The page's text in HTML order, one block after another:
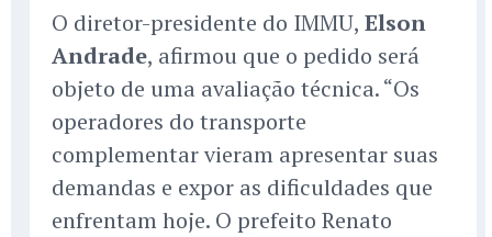
O diretor-presidente do IMMU, Elson
Andrade, afirmou que o pedido será
objeto de uma avaliação técnica. “Os
operadores do transporte
complementar vieram apresentar suas
demandas e expor as dificuldades que
enfrentam hoje. O prefeito Renato